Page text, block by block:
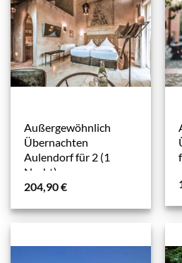
Außergewöhnlich
Übernachten
Aulendorf für 2 (1
Nacht)
204,90€